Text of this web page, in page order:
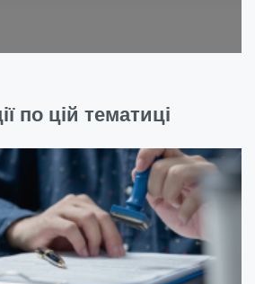
по цій тематиці